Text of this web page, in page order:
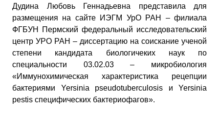
Дудина Любовь Геннадьевна представила для
размещения на сайте ИЭГМ УрО РАН – филиала
ФГБУН Пермский федеральный исследовательский
центр УРО РАН – диссертацию на соискание ученой
степени кандидата биологичеких наук по
специальности 03.02.03 – микробиология
«Иммунохимическая характеристика рецепции
бактериями Yersinia pseudotuberculosis и Yersinia
pestis специфических бактериофагов».